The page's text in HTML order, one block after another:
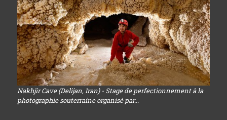
Nakhjir Cave (Delijan, Iran) - Stage de perfectionnement à la
photographie souterraine organisé par...